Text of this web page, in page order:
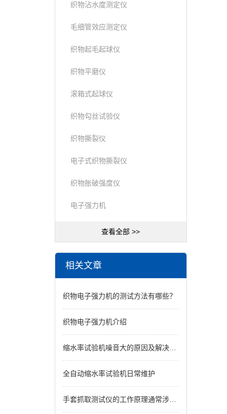
织物沾水度测定仪
毛细管效应测定仪
织物起毛起球仪
织物平磨仪
滚箱式起球仪
织物勾丝试验仪
织物撕裂仪
电子式织物撕裂仪
织物胀破强度仪
电子强力机
查看全部 >>
相关文章
织物电子强力机的测试方法有哪些？
织物电子强力机介绍
缩水率试验机噪音大的原因及解决办法
全自动缩水率试验机日常维护
手套抓取测试仪的工作原理通常涉及以下几个关键步骤